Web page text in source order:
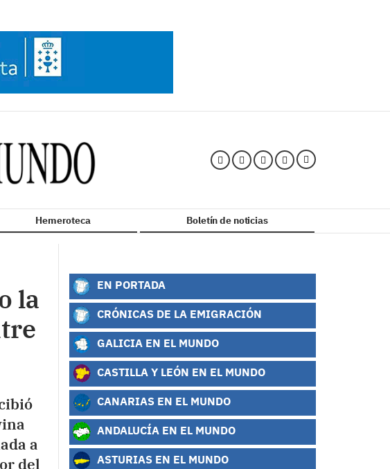
Hemeroteca Boletín de noticias
la
a
del
EN PORTADA
CRÓNICAS DE LA EMIGRACIÓN
GALICIA EN EL MUNDO
CASTILLA Y LEÓN EN EL MUNDO
CANARIAS EN EL MUNDO
ANDALUCÍA EN EL MUNDO
ASTURIAS EN EL MUNDO